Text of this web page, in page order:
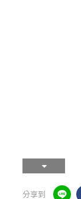
分享到